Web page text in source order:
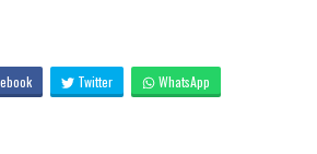
Twitter WhatsApp